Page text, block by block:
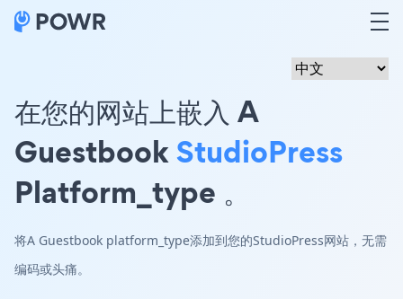
在您的网站上嵌入 A
GuestbookStudioPress
Platform_type 。
将A Guestbook platform_type添加到您的StudioPress网站，无需
编码或头痛。